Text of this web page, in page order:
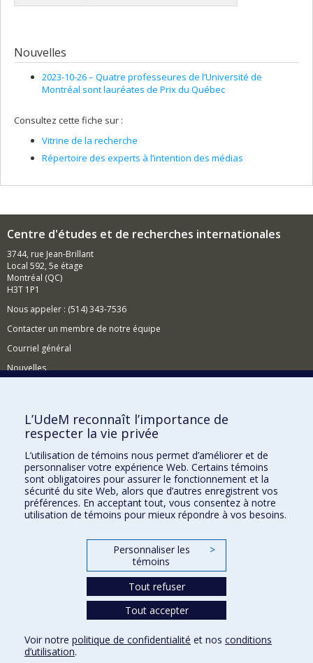
Nouvelles
2023-10-26 – Quatre professeures de l’Université de
Montréal sont lauréates de Prix du Québec
Consultez cette fiche sur :
Vitrine de la recherche
Répertoire des experts à l’intention des médias
Centre d'études et de recherches internationales
3744, rue Jean-Brillant
Local 592, 5e étage
Montréal (QC)
H3T 1P1
Nous appeler : (514) 343-7536
Contacter un membre de notre équipe
Courriel général
Nouvelles
Comment soutenir le CÉRIUM?
BESOIN D'AIDE?
Plan du site
Signaler une erreur
Accessibilité
FACULTÉ DES ARTS ET DES SCIENCES
Nos départements et écoles
Conditions d’utilisation
L’UdeM reconnaît l’importance de
respecter la vie privée
L’utilisation de témoins nous permet d’améliorer et de
personnaliser votre expérience Web. Certains témoins
sont obligatoires pour assurer le fonctionnement et la
sécurité du site Web, alors que d’autres enregistrent vos
préférences. En acceptant tout, vous consentez à notre
utilisation de témoins pour mieux répondre à vos besoins.
Personnaliser les
témoins
>
Tout refuser
Tout accepter
Voir notre politique de confidentialité et nos conditions
d’utilisation.